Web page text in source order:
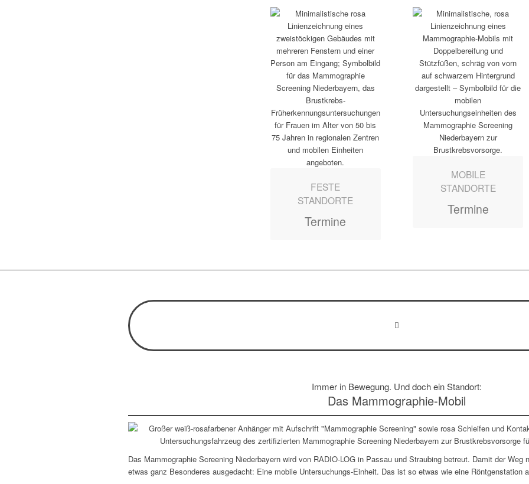
FESTE
STANDORTE
Termine
MOBILE
STANDORTE
Termine
Immer in Bewegung. Und doch ein Standort:
Das Mammo­graphie-Mobil
Das Mammographie Screening Niederbayern wird von RADIO-LOG in Passau und Straubing betreut. Damit der
etwas ganz Besonderes ausgedacht: Eine mobile Untersuchungs-Einheit. Das ist so etwas wie eine Röntgenstation